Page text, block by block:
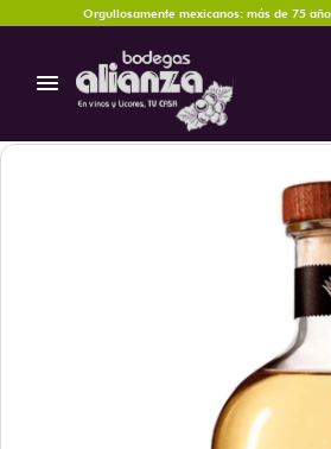
Orgullosamente mexicanos: más de 75